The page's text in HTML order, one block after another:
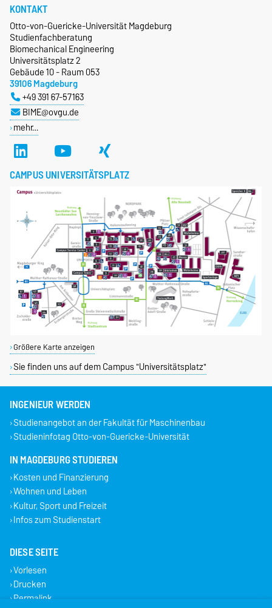
KONTAKT
Otto-von-Guericke-Universität Magdeburg
Studienfachberatung
Biomechanical Engineering
Universitätsplatz 2
Gebäude 10 - Raum 053
39106 Magdeburg
+49 391 67-57163
BIME@ovgu.de
mehr…
CAMPUS UNIVERSITÄTSPLATZ
Größere Karte anzeigen
Sie finden uns auf dem Campus "Universitätsplatz"
INGENIEUR WERDEN
Studienangebot an der Fakultät für Maschinenbau
Studieninfotag Otto-von-Guericke-Universität
IN MAGDEBURG STUDIEREN
Kosten und Finanzierung
Wohnen und Leben
Kultur, Sport und Freizeit
Infos zum Studienstart
DIESE SEITE
Vorlesen
Drucken
Permalink